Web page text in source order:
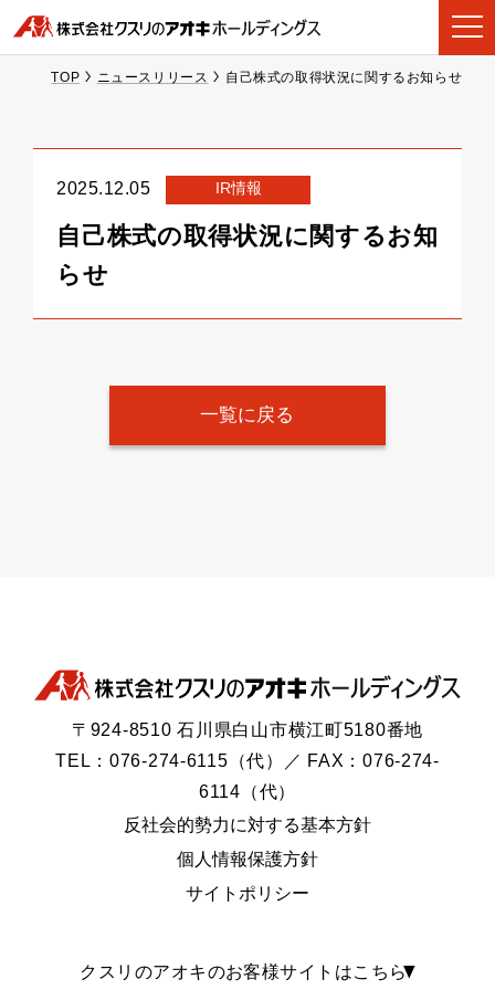
TOP ニュースリリース 自己株式の取得状況に関するお知らせ
2025.12.05 IR情報
自己株式の取得状況に関するお知
らせ
一覧に戻る
〒924-8510 石川県白山市横江町5180番地
TEL：076-274-6115（代）／ FAX：076-274-
6114（代）
反社会的勢力に対する基本方針
個人情報保護方針
サイトポリシー
クスリのアオキのお客様サイトはこちら